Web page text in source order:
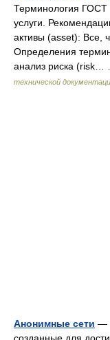
Терминология
услуги.
активы (asset): Все,
Определения
анализ риска
технической
Анонимные сети —